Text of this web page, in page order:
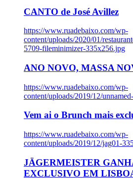
CANTO de José Avillez
https://www.ruadebaixo.com/wp-
content/uploads/2020/01/
5709-fileminimizer-335x256.jpg
ANO NOVO, MASSA
https://www.ruadebaixo.com/wp-
content/uploads/2019/12/
Vem ai o Brunch mais
https://www.ruadebaixo.com/wp-
content/uploads/2019/12/jag01-
JÄGERMEISTER
EXCLUSIVO EM